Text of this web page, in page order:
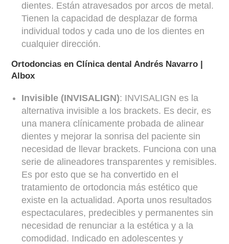
dientes. Están atravesados por arcos de metal.
Tienen la capacidad de desplazar de forma
individual todos y cada uno de los dientes en
cualquier dirección.
Ortodoncias en Clínica dental Andrés Navarro |
Albox
Invisible (INVISALIGN): INVISALIGN es la
alternativa invisible a los brackets. Es decir, es
una manera clínicamente probada de alinear
dientes y mejorar la sonrisa del paciente sin
necesidad de llevar brackets. Funciona con una
serie de alineadores transparentes y remisibles.
Es por esto que se ha convertido en el
tratamiento de ortodoncia más estético que
existe en la actualidad. Aporta unos resultados
espectaculares, predecibles y permanentes sin
necesidad de renunciar a la estética y a la
comodidad. Indicado en adolescentes y